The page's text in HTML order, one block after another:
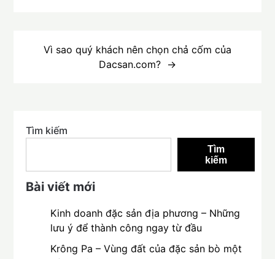
Vì sao quý khách nên chọn chả cốm của
Dacsan.com?
Tìm kiếm
Tìm
kiếm
Bài viết mới
Kinh doanh đặc sản địa phương – Những
lưu ý để thành công ngay từ đầu
Krông Pa – Vùng đất của đặc sản bò một